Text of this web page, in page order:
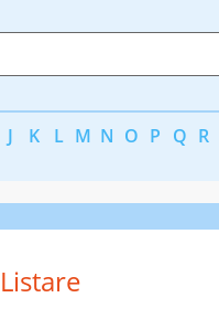
J K L M N O P Q R
Listare